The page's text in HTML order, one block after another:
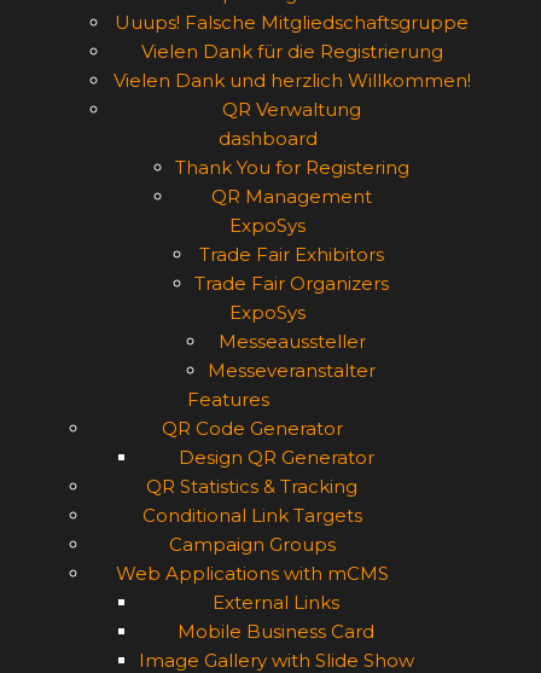
Uuups! Falsche Mitgliedschaftsgruppe
Vielen Dank für die Registrierung
Vielen Dank und herzlich Willkommen!
QR Verwaltung
dashboard
Thank You for Registering
QR Management
ExpoSys
Trade Fair Exhibitors
Trade Fair Organizers
ExpoSys
Messeaussteller
Messeveranstalter
Features
QR Code Generator
Design QR Generator
QR Statistics & Tracking
Conditional Link Targets
Campaign Groups
Web Applications with mCMS
External Links
Mobile Business Card
Image Gallery with Slide Show